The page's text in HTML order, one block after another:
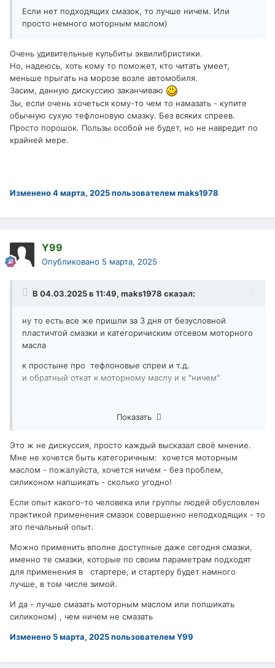
Если нет подходящих смазок, то лучше ничем. Или
просто немного моторным маслом)
Очень удивительные кульбиты эквилибристики.
Но, надеюсь, хоть кому то поможет, кто читать умеет,
меньше прыгать на морозе возле автомобиля.
Засим, данную дискуссию заканчиваю
Зы, если очень хочеться кому-то чем то намазать - купите
обычную сухую тефлоновую смазку. Без всяких спреев.
Просто порошок. Пользы особой не будет, но не навредит по
крайней мере.
Изменено4 марта, 2025пользователем maks1978
Y99
Опубликовано 5 марта, 2025
В 04.03.2025 в 11:49, maks1978 сказал:
ну то есть все же пришли за 3 дня от безусловной
пластичтой смазки и категоричиским отсевом моторного
масла
к простыне про тефлоновые спреи и т.д.
и обратный откат к моторному маслу и к "ничем"
Очень удивительные кульбиты эквилибристики.
меньше прыгать на морозе возле автомобиля.
Засим, данную дискуссию заканчиваю
Зы, если очень хочеться кому-то чем то намазать -
купите обычную сухую тефлоновую смазку. Без всяких
навредит по крайней мере.
Показать
Это ж не дискуссия, просто каждый высказал своё мнение.
Мне не хочется быть категоричным: хочется моторным
маслом - пожалуйста, хочется ничем - без проблем,
силиконом напшикать - сколько угодно!
Если опыт какого-то человека или группы людей обусловлен
практикой применения смазок совершенно неподходящих - то
это печальный опыт.
Можно применить вполне доступные даже сегодня смазки,
именно те смазки, которые по своим параметрам подходят
для применения в стартере, и стартеру будет намного
лучше, в том числе зимой.
И да - лучше смазать моторным маслом или попшикать
силиконом) , чем ничем не смазать
Изменено 5 марта, 2025пользователем Y99